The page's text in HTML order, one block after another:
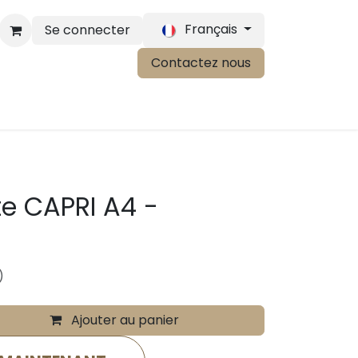
Se connecter
Français
Contactez nous
CAPRI A4 -
Ajouter au panier